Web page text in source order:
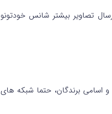
با ارسال تصاویر بیشتر شانس خودتونو
از تاریخ دقیق و اسامی برندگان، حتما شبکه های